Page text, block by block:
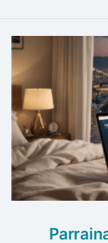
Parrainage
2026
:
Gagner
en
dormant,
c’est
possible
?